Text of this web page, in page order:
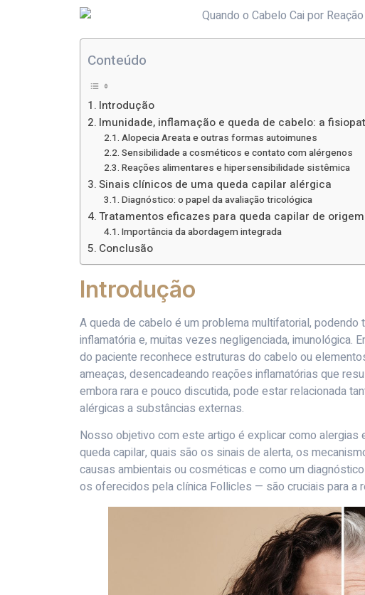
Conteúdo
Introdução
Imunidade, inflamação e queda de cabelo: a
Alopecia Areata e outras formas autoimunes
Sensibilidade a cosméticos e contato com alérgenos
Reações alimentares e hipersensibilidade sistêmica
Sinais clínicos de uma queda capilar alérgica
Diagnóstico: o papel da avaliação tricológica
Tratamentos eficazes para queda capilar de
Importância da abordagem integrada
Conclusão
Introdução
A queda de cabelo é um problema multifatorial, podendo
inflamatória e, muitas vezes negligenciada, imunológica.
do paciente reconhece estruturas do cabelo ou
ameaças, desencadeando reações inflamatórias que
embora rara e pouco discutida, pode estar relacionada
alérgicas a substâncias externas.
Nosso objetivo com este artigo é explicar como
queda capilar, quais são os sinais de alerta, os
causas ambientais ou cosméticas e como um
os oferecidos pela clínica Follicles — são cruciais para a